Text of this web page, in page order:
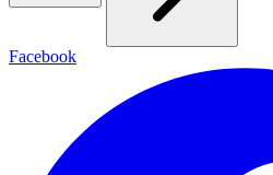
Facebook